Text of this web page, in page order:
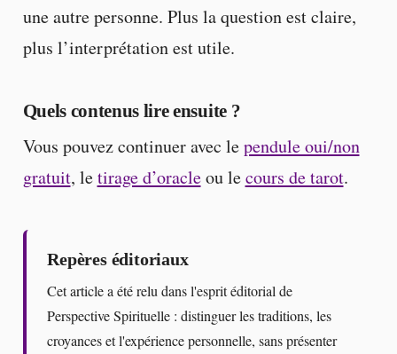
une autre personne. Plus la question est claire,
plus l’interprétation est utile.
Quels contenus lire ensuite ?
Vous pouvez continuer avec lependule oui/non
gratuit, letirage d’oracleou lecours de tarot.
Repères éditoriaux
Cet article a été relu dans l'esprit éditorial de
Perspective Spirituelle : distinguer les traditions, les
croyances et l'expérience personnelle, sans présenter